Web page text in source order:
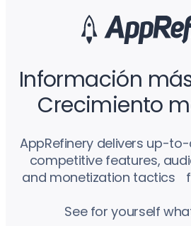
Información
Crecimiento
AppRefinery delivers up-
competitive features,
and monetization tactics
See for yourself